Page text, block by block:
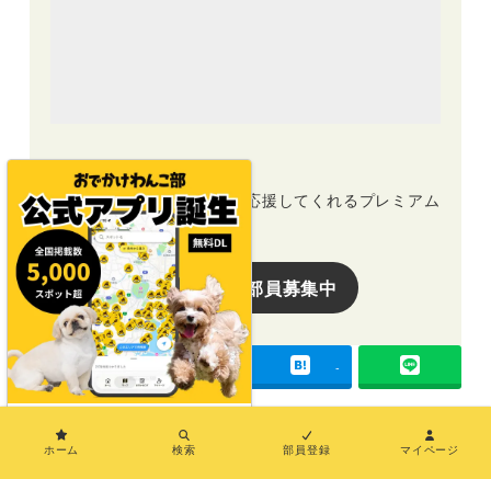
プレミアム部員募集中
おでかけわんこ部の活動を応援してくれるプレミアム
部員募集中！
プレミアム部員募集中
- - -
この記事を書いた人
ホーム 検索 部員登録 マイページ